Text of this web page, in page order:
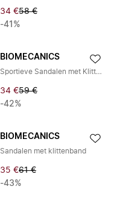
34 €58 €
-41%
BIOMECANICS
Sportieve Sandalen met Klittenband
34 €59 €
-42%
BIOMECANICS
Sandalen met klittenband
35 €61 €
-43%